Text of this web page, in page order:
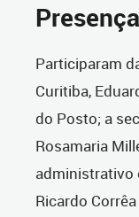
Participaram
Curitiba,
do Posto; a
Rosamaria
administrativo
Ricardo